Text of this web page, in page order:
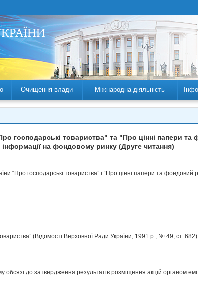
Очищення влади Міжнародна діяльність
господарські товариства" та "Про цінні папери
інформації на фондовому ринку (Друге читання)
“Про господарські товариства” і “Про цінні папери та фондовий
(Відомості Верховної Ради України, 1991 р., № 49, ст. 682)
обсязі до затвердження результатів розміщення акцій органом